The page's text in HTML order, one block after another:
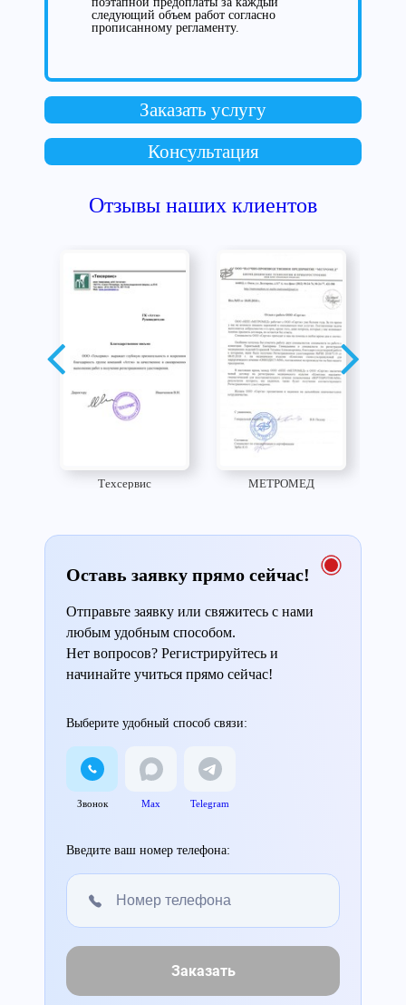
следующий объем работ согласно
прописанному регламенту.
Заказать услугу
Консультация
Отзывы наших клиентов
Техсервис МЕТРОМЕД
Оставь заявку прямо сейчас!
Отправьте заявку или свяжитесь с нами
любым удобным способом.
Нет вопросов? Регистрируйтесь и
начинайте учиться прямо сейчас!
Выберите удобный способ связи:
Звонок Max Telegram
Введите ваш номер телефона:
Заказать